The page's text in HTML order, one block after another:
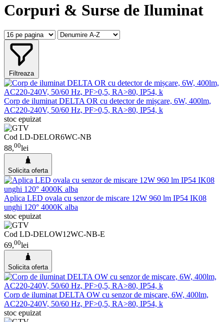
Corpuri & Surse de Iluminat
Filtreaza
Corp de iluminat DELTA OR cu detector de mișcare, 6W, 400lm,
AC220-240V, 50/60 Hz, PF>0,5, RA>80, IP54, k
stoc epuizat
Cod LD-DELOR6WC-NB
88,00lei
Solicita oferta
Aplica LED ovala cu senzor de miscare 12W 960 lm IP54 IK08
unghi 120° 4000K alba
stoc epuizat
Cod LD-DELOW12WC-NB-E
69,00lei
Solicita oferta
Corp de iluminat DELTA OW cu senzor de mișcare, 6W, 400lm,
AC220-240V, 50/60 Hz, PF>0,5, RA>80, IP54, k
stoc epuizat